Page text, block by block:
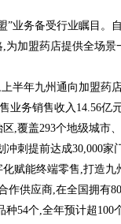
业务备受行业瞩目。
为加盟药店提供全场
半年九州通向加盟药
业务销售收入14.56亿
,覆盖293个地级城市
刺提前达成30,000家
赋能终端零售,打造
作供应商,在全国拥有
种54个,全年预计超100